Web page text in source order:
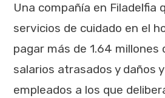
Una compañía en Filadelfia
servicios de cuidado en el
pagar más de 1.64 millones
salarios atrasados y daños
empleados a los que